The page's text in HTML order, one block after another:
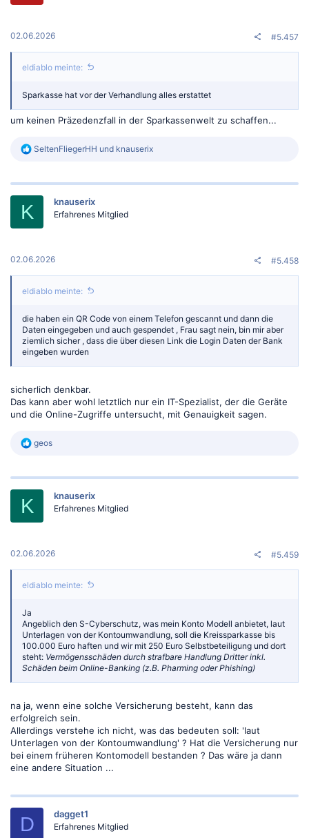
:
02.06.2026 #5.457
eldiablo meinte:
Sparkasse hat vor der Verhandlung alles erstattet
um keinen Präzedenzfall in der Sparkassenwelt zu schaffen...
R
k
:
SeltenFliegerHH und knauserix
K knauserix
Erfahrenes Mitglied
02.06.2026 #5.458
eldiablo meinte:
die haben ein QR Code von einem Telefon gescannt und dann die
Daten eingegeben und auch gespendet , Frau sagt nein, bin mir aber
ziemlich sicher , dass die über diesen Link die Login Daten der Bank
eingeben wurden
sicherlich denkbar.
Das kann aber wohl letztlich nur ein IT-Spezialist, der die Geräte
und die Online-Zugriffe untersucht, mit Genauigkeit sagen.
R
k
:
geos
K knauserix
Erfahrenes Mitglied
02.06.2026 #5.459
eldiablo meinte:
Ja
Angeblich den S-Cyberschutz, was mein Konto Modell anbietet, laut
Unterlagen von der Kontoumwandlung, soll die Kreissparkasse bis
100.000 Euro haften und wir mit 250 Euro Selbstbeteiligung und dort
steht: Vermögensschäden durch strafbare Handlung Dritter inkl.
Schäden beim Online-Banking (z.B. Pharming oder Phishing)
na ja, wenn eine solche Versicherung besteht, kann das
erfolgreich sein.
Allerdings verstehe ich nicht, was das bedeuten soll: 'laut
Unterlagen von der Kontoumwandlung' ? Hat die Versicherung nur
bei einem früheren Kontomodell bestanden ? Das wäre ja dann
eine andere Situation ...
D dagget1
Erfahrenes Mitglied